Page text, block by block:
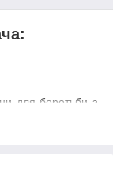
для боротьби з
допоможе цілий